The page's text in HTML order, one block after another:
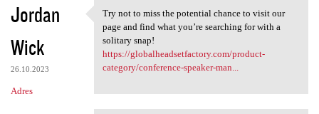
Jordan
Wick
26.10.2023
Adres
Try not to miss the potential
Try not to miss the potential chance to visit our
page and find what you’re searching for with a
solitary snap!
https://globalheadsetfactory.com/product-
category/conference-speaker-man...